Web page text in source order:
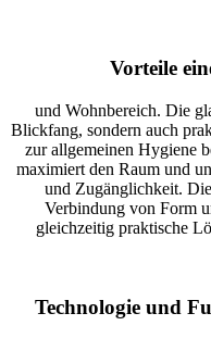
Vorteile
und Wohnbereich. Die
Blickfang, sondern auch
zur allgemeinen Hygiene
maximiert den Raum und
und Zugänglichkeit.
Verbindung von Form
gleichzeitig praktische
Technologie und